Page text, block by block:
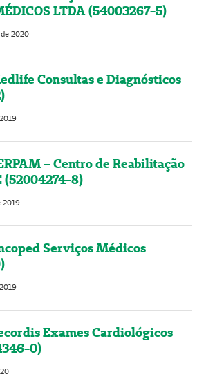
LTDA (54003267-5)
2020
Consultas e Diagnósticos
– Centro de Reabilitação
(52004274-8)
2019
Serviços Médicos
Exames Cardiológicos
0)